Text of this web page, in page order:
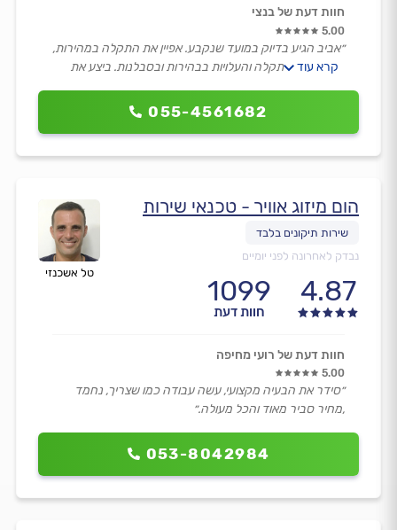
055-4561682
חוות דעת של בנצי
5.00
״אביב הגיע בדיוק במועד שנקבע. אפיין את התקלה במהירות,
הסביר את התקלה והעלויות בבהירות ובסבלנות. ביצע את
קרא עוד
טל אשכנזי
הום מיזוג אוויר - טכנאי שירות
נבדק לאחרונה לפני יומיים
4.87
1099
חוות דעת
053-8042984
חוות דעת של רועי מחיפה
5.00
״סידר את הבעיה מקצועי, עשה עבודה כמו שצריך, נחמד
,מחיר סביר מאוד והכל מעולה.״